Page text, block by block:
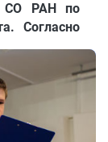
СО РАН по
Согласно
был избран